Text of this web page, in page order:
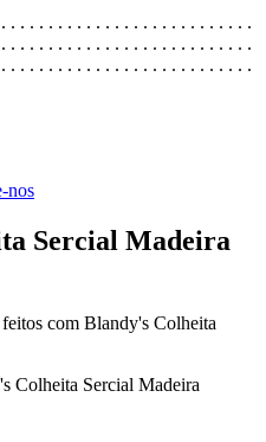
. . . . . . . . . . . . . . . . . . . . . . . . . .
. . . . . . . . . . . . . . . . . . . . . . . . . .
. . . . . . . . . . . . . . . . . . . . . . . . . .
nos
Sercial Madeira
com Blandy's Colheita
Colheita Sercial Madeira